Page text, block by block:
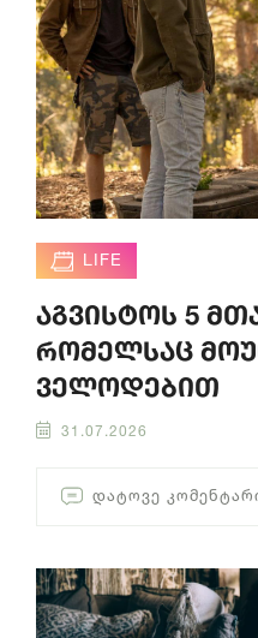
LIFE
აგვისტოს 5
რომელსაც
ველოდებით
31.07.2026
ᲓᲐᲢᲝᲕᲔ